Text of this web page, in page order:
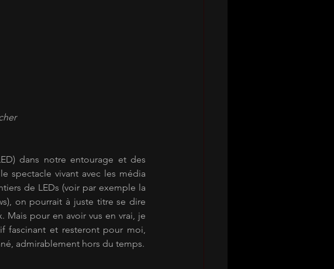
dans notre entourage et des
spectacle vivant avec les média
de LEDs (voir par exemple la
on pourrait à juste titre se dire
pour en avoir vus en vrai, je
fascinant et resteront pour moi,
admirablement hors du temps.